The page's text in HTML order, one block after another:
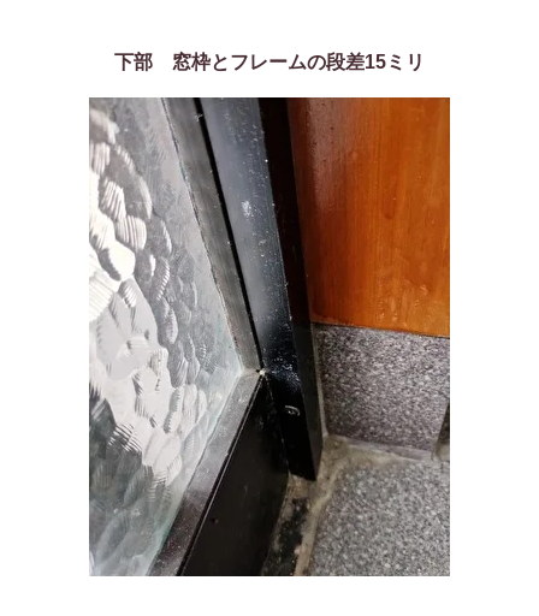
下部 窓枠とフレームの段差15ミリ